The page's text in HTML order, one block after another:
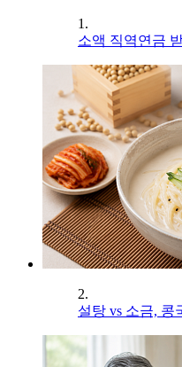
1.
소액 직역연금
2.
설탕 vs 소금, 콩